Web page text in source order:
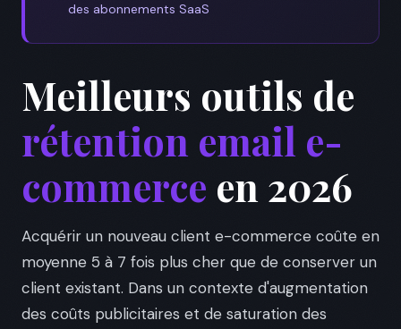
des abonnements SaaS
Meilleurs outils de
rétention email e-
commerce en 2026
Acquérir un nouveau client e-commerce coûte en
moyenne 5 à 7 fois plus cher que de conserver un
client existant. Dans un contexte d'augmentation
des coûts publicitaires et de saturation des